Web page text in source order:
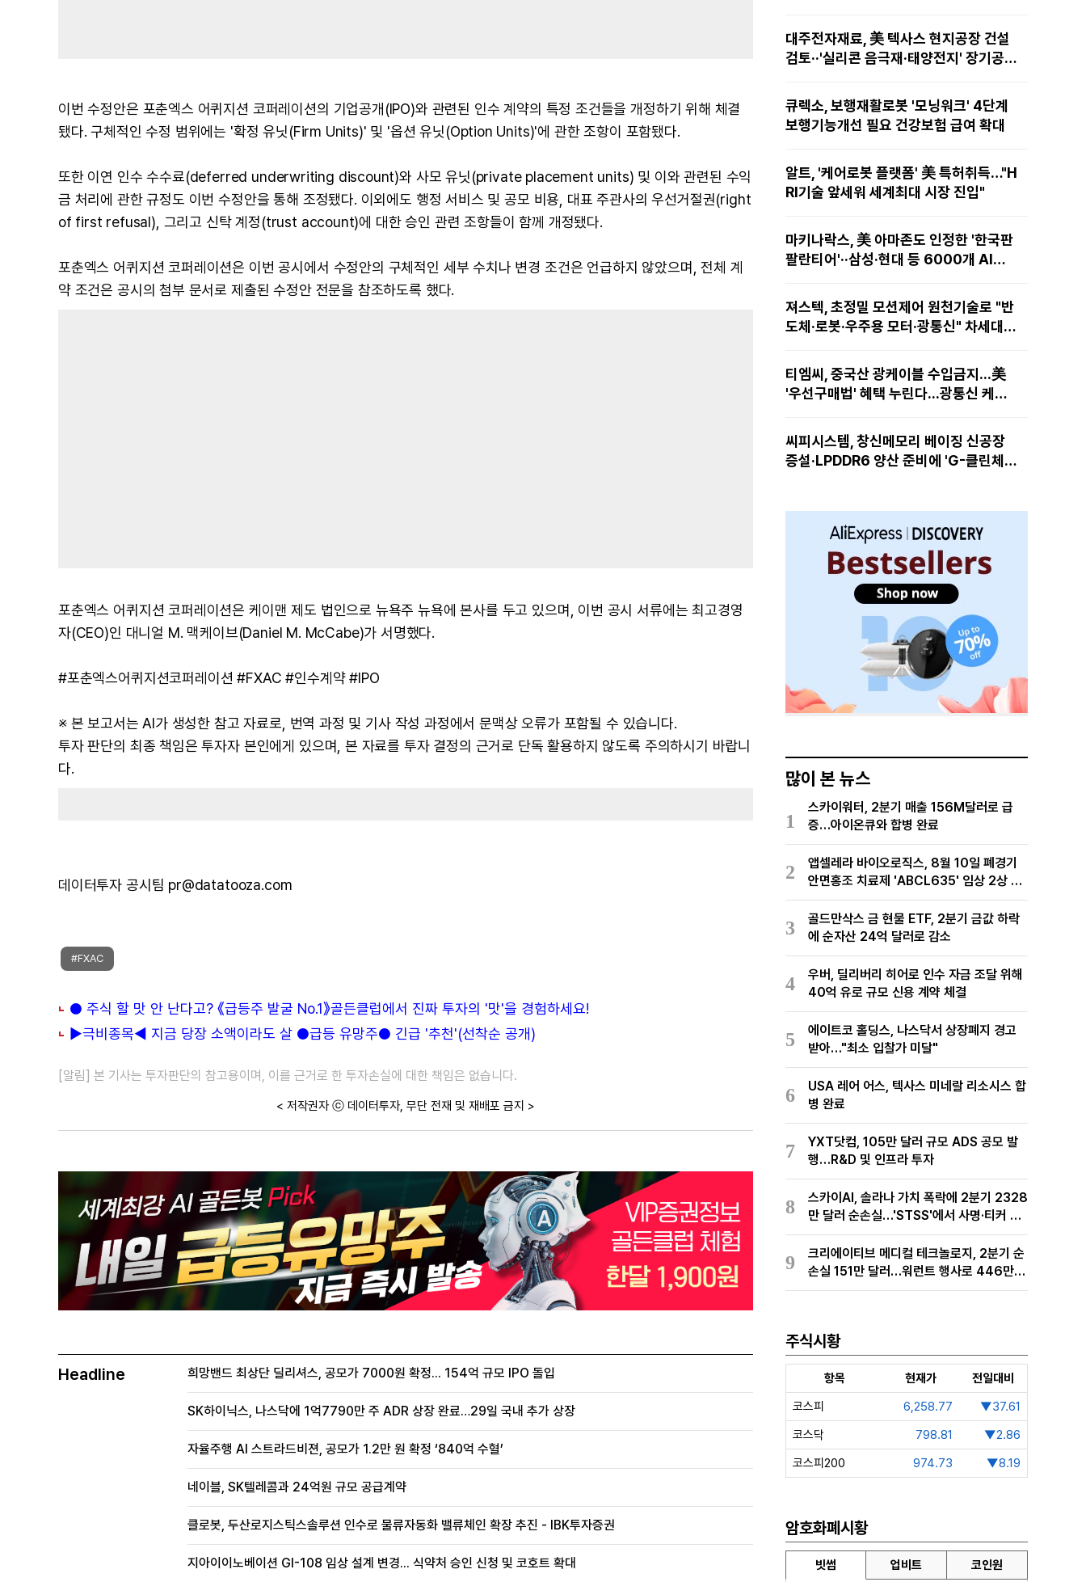
이번 수정안은 포춘엑스 어퀴지션 코퍼레이션의 기업공개(IPO)와 관련된 인수 계약의 특정 조건들을 개정하기 위해 체결
됐다. 구체적인 수정 범위에는 '확정 유닛(Firm Units)' 및 '옵션 유닛(Option Units)'에 관한 조항이 포함됐다.
또한 이연 인수 수수료(deferred underwriting discount)와 사모 유닛(private placement units) 및 이와 관련된 수익
금 처리에 관한 규정도 이번 수정안을 통해 조정됐다. 이외에도 행정 서비스 및 공모 비용, 대표 주관사의 우선거절권(right
of first refusal), 그리고 신탁 계정(trust account)에 대한 승인 관련 조항들이 함께 개정됐다.
포춘엑스 어퀴지션 코퍼레이션은 이번 공시에서 수정안의 구체적인 세부 수치나 변경 조건은 언급하지 않았으며, 전체 계
약 조건은 공시의 첨부 문서로 제출된 수정안 전문을 참조하도록 했다.
포춘엑스 어퀴지션 코퍼레이션은 케이맨 제도 법인으로 뉴욕주 뉴욕에 본사를 두고 있으며, 이번 공시 서류에는 최고경영
자(CEO)인 대니얼 M. 맥케이브(Daniel M. McCabe)가 서명했다.
#포춘엑스어퀴지션코퍼레이션 #FXAC #인수계약 #IPO
※ 본 보고서는 AI가 생성한 참고 자료로, 번역 과정 및 기사 작성 과정에서 문맥상 오류가 포함될 수 있습니다.
투자 판단의 최종 책임은 투자자 본인에게 있으며, 본 자료를 투자 결정의 근거로 단독 활용하지 않도록 주의하시기 바랍니
다.
데이터투자 공시팀 pr@datatooza.com
#FXAC
● 주식 할 맛 안 난다고? 《급등주 발굴 No.1》골든클럽에서 진짜 투자의 '맛'을 경험하세요!
▶극비종목◀ 지금 당장 소액이라도 살 ●급등 유망주● 긴급 '추천'(선착순 공개)
[알림] 본 기사는 투자판단의 참고용이며, 이를 근거로 한 투자손실에 대한 책임은 없습니다.
< 저작권자 ⓒ 데이터투자, 무단 전재 및 재배포 금지 >
Headline 희망밴드 최상단 딜리셔스, 공모가 7000원 확정... 154억 규모 IPO 돌입
SK하이닉스, 나스닥에 1억7790만 주 ADR 상장 완료…29일 국내 추가 상장
자율주행 AI 스트라드비젼, 공모가 1.2만 원 확정 ‘840억 수혈’
네이블, SK텔레콤과 24억원 규모 공급계약
클로봇, 두산로지스틱스솔루션 인수로 물류자동화 밸류체인 확장 추진 - IBK투자증권
지아이이노베이션 GI-108 임상 설계 변경... 식약처 승인 신청 및 코호트 확대
대주전자재료, 美 텍사스 현지공장 건설
검토··'실리콘 음극재·태양전지' 장기공급
큐렉소, 보행재활로봇 '모닝워크' 4단계
보행기능개선 필요 건강보험 급여 확대
알트, '케어로봇 플랫폼' 美 특허취득…"H
RI기술 앞세워 세계최대 시장 진입"
마키나락스, 美 아마존도 인정한 '한국판
팔란티어'··삼성·현대 등 6000개 AI모
져스텍, 초정밀 모션제어 원천기술로 "반
도체·로봇·우주용 모터·광통신" 차세대
티엠씨, 중국산 광케이블 수입금지...美
'우선구매법' 혜택 누린다...광통신 케이
씨피시스템, 창신메모리 베이징 신공장
증설·LPDDR6 양산 준비에 'G-클린체
많이 본 뉴스
1
스카이워터, 2분기 매출 156M달러로 급
증…아이온큐와 합병 완료
2
앱셀레라 바이오로직스, 8월 10일 폐경기
안면홍조 치료제 'ABCL635' 임상 2상 결
과 발표
3
골드만삭스 금 현물 ETF, 2분기 금값 하락
에 순자산 24억 달러로 감소
4
우버, 딜리버리 히어로 인수 자금 조달 위해
40억 유로 규모 신용 계약 체결
5
에이트코 홀딩스, 나스닥서 상장폐지 경고
받아…"최소 입찰가 미달"
6
USA 레어 어스, 텍사스 미네랄 리소시스 합
병 완료
7
YXT닷컴, 105만 달러 규모 ADS 공모 발
행…R&D 및 인프라 투자
8
스카이AI, 솔라나 가치 폭락에 2분기 2328
만 달러 순손실…'STSS'에서 사명·티커 변
경 완료
9
크리에이티브 메디컬 테크놀로지, 2분기 순
손실 151만 달러…워런트 행사로 446만
달러 조달
주식시황
항목 현재가
전일대비
코스피
6,258.77
▼37.61
코스닥
798.81
▼2.86
코스피200
974.73 ▼8.19
암호화폐시황
빗썸 업비트 코인원